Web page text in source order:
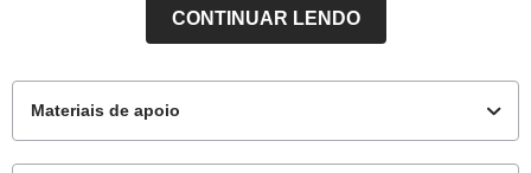
CONTINUAR LENDO
Materiais de apoio